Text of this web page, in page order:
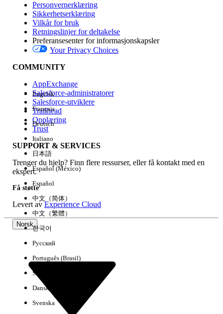
Utgave
Erfaring
Fjern alle Utført
Personvernerklæring
Sikkerhetserklæring
Vilkår for bruk
Retningslinjer for deltakelse
Preferansesenter for informasjonskapsler
Your Privacy Choices
COMMUNITY
AppExchange
Salesforce-administratorer
Salesforce-utviklere
Trailhead
Opplæring
Trust
SUPPORT & SERVICES
Trenger du hjelp? Finn flere ressurser, eller få kontakt med en
ekspert.
Få støtte
Levert avExperience Cloud
Norsk
Engelsk
Français
Deutsch
Italiano
日本語
Español (México)
Español
中文（简体）
中文（繁體）
한국어
Русский
Português (Brasil)
Suomi
Dansk
Svenska